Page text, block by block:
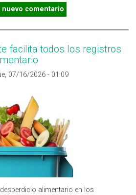
ACTUALIZA SUS "DIRECTRICES PARA LA
DE CONSUMO HUMANO"
nuevo comentario
facilita todos los registros
07/16/2026 - 01:09
alimentario en los